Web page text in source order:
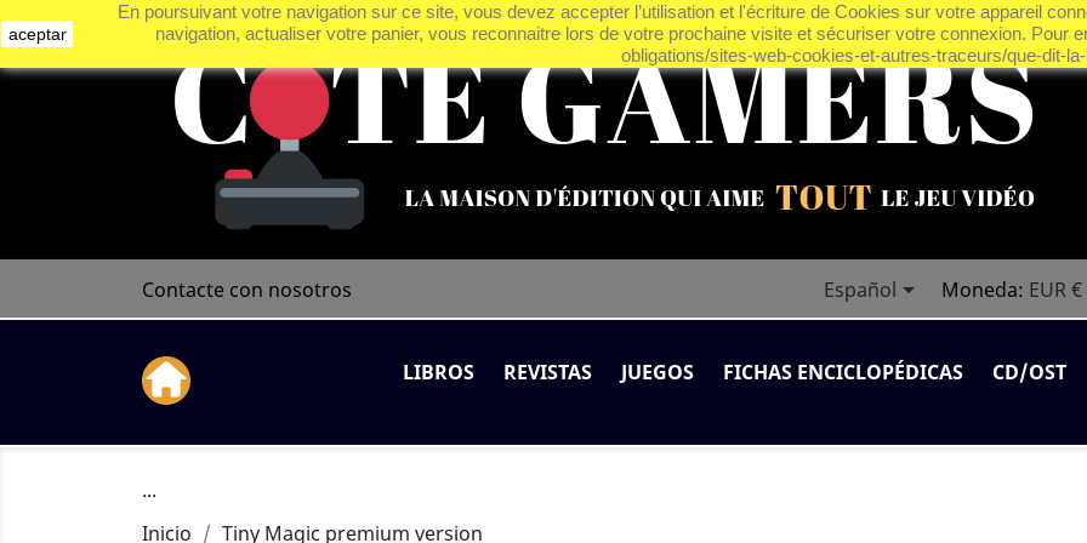
Contacte con nosotros Español Moneda: EUR €
LIBROS REVISTAS JUEGOS FICHAS ENCICLOPÉDICAS CD/OST
...
Inicio
Tiny Magic premium version
aceptar
En poursuivant votre navigation sur ce site, vous devez accepter l’utilisation et l'écriture de Cookies sur votre appareil
navigation, actualiser votre panier, vous reconnaitre lors de votre prochaine visite et sécuriser votre connexion. Pour
obligations/sites-web-cookies-et-autres-traceurs/que-dit-